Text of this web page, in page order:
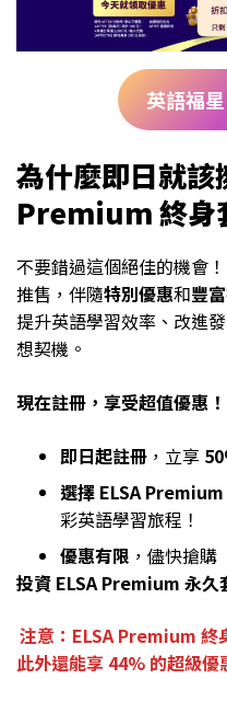
英語福
為什麼即日就該
Premium 終身
不要錯過這個絕佳的機會！
推售，伴隨特別優惠和豐
提升英語學習效率、改進
想契機。
現在註冊，享受超值優惠！
即日起註冊 ，立享
選擇 ELSA
彩英語學習旅程！
優惠有限 ，儘快搶購
投資 ELSA Premium 永久
注意：ELSA Premium 終
此外還能享 44% 的超級優